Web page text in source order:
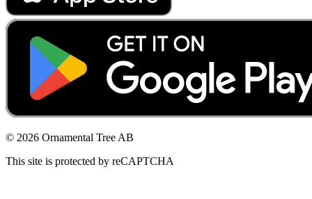
© 2026 Ornamental Tree AB
This site is protected by reCAPTCHA